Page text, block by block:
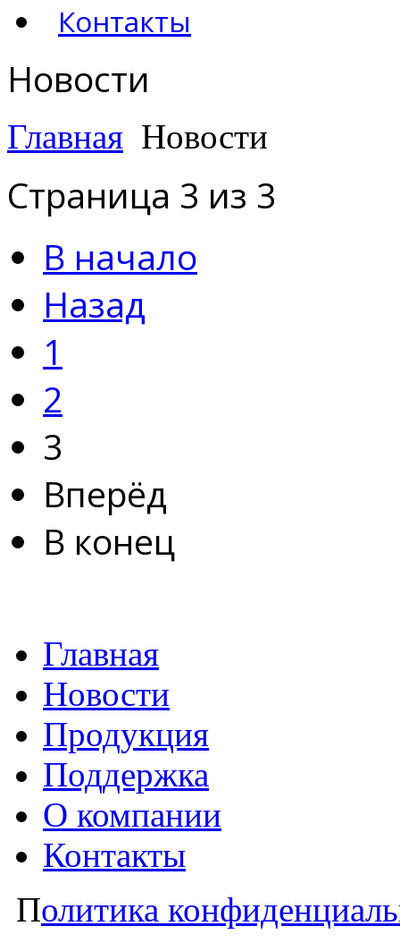
Контакты
Новости
Главная Новости
Страница 3 из 3
В начало
Назад
1
2
3
Вперёд
В конец
Главная
Новости
Продукция
Поддержка
О компании
Контакты
Политика